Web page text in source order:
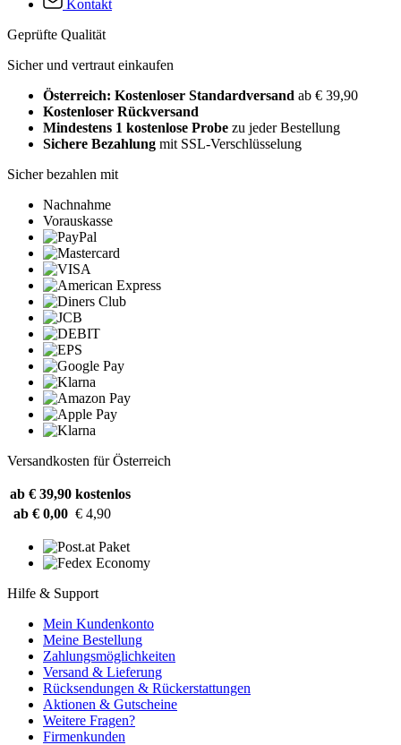
Kontakt
Geprüfte Qualität
Sicher und vertraut einkaufen
Österreich: Kostenloser Standardversand ab € 39,90
Kostenloser Rückversand
Mindestens 1 kostenlose Probe zu jeder Bestellung
Sichere Bezahlung mit SSL-Verschlüsselung
Sicher bezahlen mit
Nachnahme
Vorauskasse
Versandkosten für Österreich
ab € 39,90 kostenlos
ab € 0,00 € 4,90
Hilfe & Support
Mein Kundenkonto
Meine Bestellung
Zahlungsmöglichkeiten
Versand & Lieferung
Rücksendungen & Rückerstattungen
Aktionen & Gutscheine
Weitere Fragen?
Firmenkunden